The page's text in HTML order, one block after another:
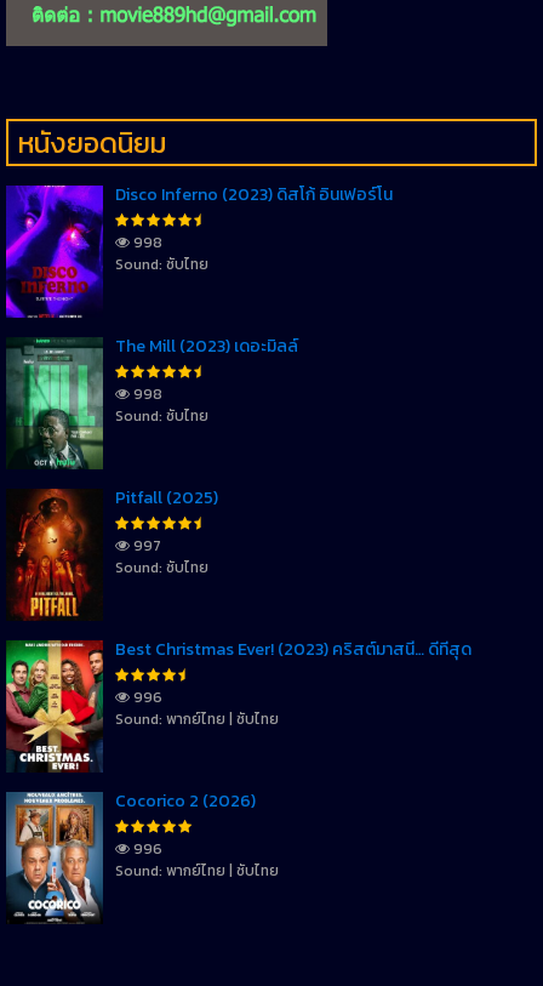
หนังยอดนิยม
Disco Inferno (2023) ดิสโก้ อินเฟอร์โน
998
Sound: ซับไทย
The Mill (2023) เดอะมิลล์
998
Sound: ซับไทย
Pitfall (2025)
997
Sound: ซับไทย
Best Christmas Ever! (2023) คริสต์มาสนี้… ดีที่สุด
996
Sound: พากย์ไทย | ซับไทย
Cocorico 2 (2026)
996
Sound: พากย์ไทย | ซับไทย